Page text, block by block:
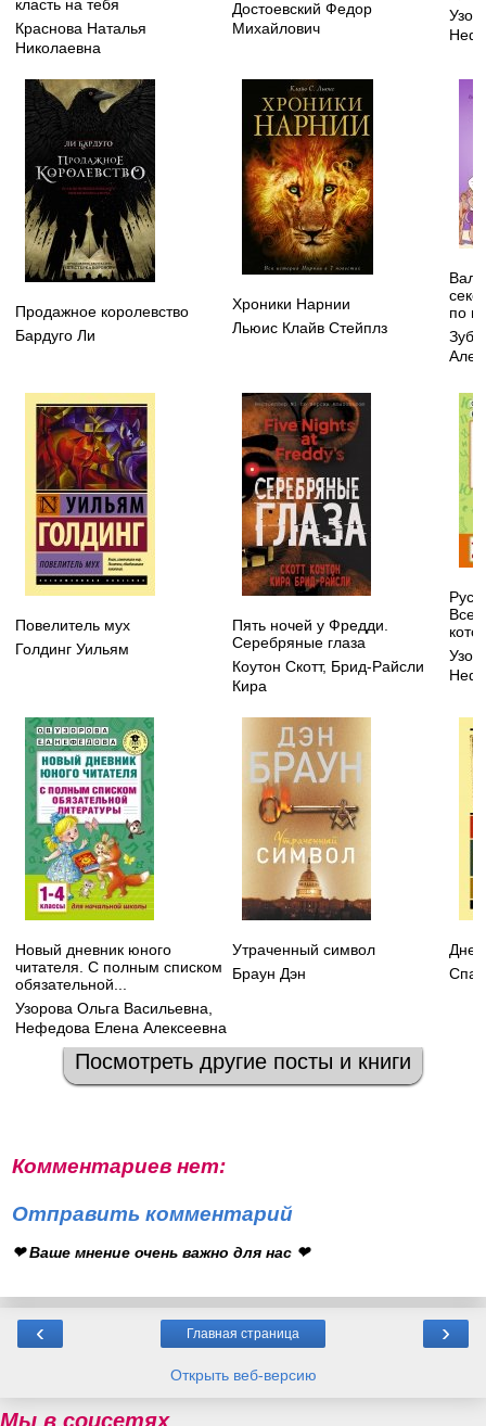
класть на тебя
Краснова Наталья
Николаевна
Достоевский Федор
Михайлович
Продажное королевство
Бардуго Ли
Хроники Нарнии
Льюис Клайв Стейплз
по
Повелитель мух
Голдинг Уильям
Пять ночей у Фредди.
Серебряные глаза
Коутон Скотт, Брид-Райсли
Кира
Все
Новый дневник юного
читателя. С полным списком
обязательной...
Узорова Ольга Васильевна,
Нефедова Елена Алексеевна
Утраченный символ
Браун Дэн
Посмотреть другие посты и книги
Комментариев нет:
Отправить комментарий
❤ Ваше мнение очень важно для нас ❤
‹ ›
Главная страница
Открыть веб-версию
Мы в соцсетях